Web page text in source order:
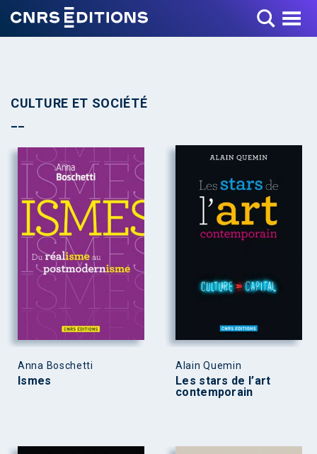
Toggle Menu
CULTURE ET SOCIÉTÉ
Anna Boschetti
Ismes
Alain Quemin
Les stars de l’art
contemporain